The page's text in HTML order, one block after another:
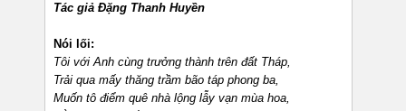
Tác giả Đặng Thanh Huyền
Nói lối:
Tôi với Anh cùng trưởng thành trên đất Tháp,
Trải qua mấy thăng trầm bão táp phong ba,
Muốn tô điểm quê nhà lộng lẫy vạn mùa hoa,